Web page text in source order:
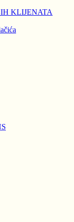
KLIJENATA